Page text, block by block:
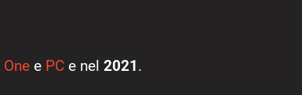
e PC e nel 2021.